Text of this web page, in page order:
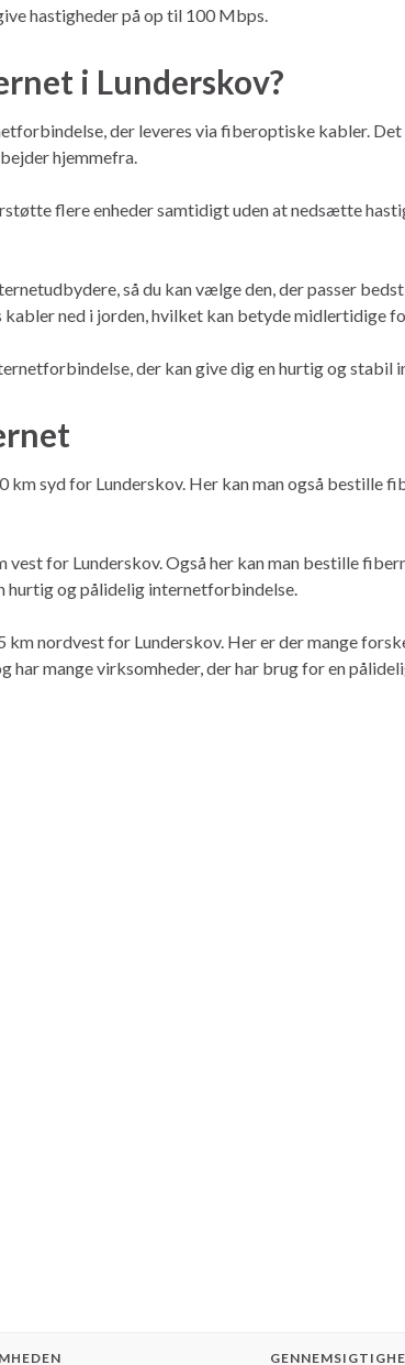
hastigheder på op til 100 Mbps.
i Lunderskov?
der leveres via fiberoptiske kabler.
hjemmefra.
flere enheder samtidigt uden at nedsætte
så du kan vælge den, der passer
ned i jorden, hvilket kan betyde midlertidige
der kan give dig en hurtig og stabil
km syd for Lunderskov. Her kan man også bestille
vest for Lunderskov. Også her kan man bestille
hurtig og pålidelig internetforbindelse.
nordvest for Lunderskov. Her er der mange
har mange virksomheder, der har brug for en